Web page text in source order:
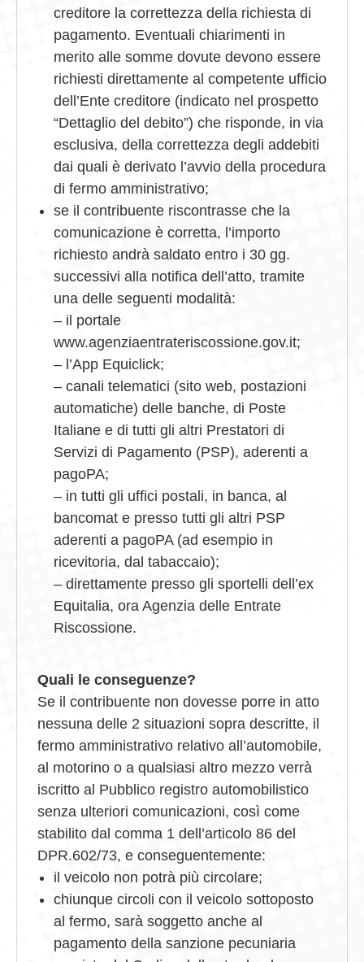
creditore la correttezza della richiesta di
pagamento. Eventuali chiarimenti in
merito alle somme dovute devono essere
richiesti direttamente al competente ufficio
dell’Ente creditore (indicato nel prospetto
“Dettaglio del debito”) che risponde, in via
esclusiva, della correttezza degli addebiti
dai quali è derivato l’avvio della procedura
di fermo amministrativo;
se il contribuente riscontrasse che la
comunicazione è corretta, l’importo
richiesto andrà saldato entro i 30 gg.
successivi alla notifica dell’atto, tramite
una delle seguenti modalità:
– il portale
www.agenziaentrateriscossione.gov.it;
– l’App Equiclick;
– canali telematici (sito web, postazioni
automatiche) delle banche, di Poste
Italiane e di tutti gli altri Prestatori di
Servizi di Pagamento (PSP), aderenti a
pagoPA;
– in tutti gli uffici postali, in banca, al
bancomat e presso tutti gli altri PSP
aderenti a pagoPA (ad esempio in
ricevitoria, dal tabaccaio);
– direttamente presso gli sportelli dell’ex
Equitalia, ora Agenzia delle Entrate
Riscossione.
Quali le conseguenze?
Se il contribuente non dovesse porre in atto
nessuna delle 2 situazioni sopra descritte, il
fermo amministrativo relativo all’automobile,
al motorino o a qualsiasi altro mezzo verrà
iscritto al Pubblico registro automobilistico
senza ulteriori comunicazioni, così come
stabilito dal comma 1 dell’articolo 86 del
DPR.602/73, e conseguentemente:
il veicolo non potrà più circolare;
chiunque circoli con il veicolo sottoposto
al fermo, sarà soggetto anche al
pagamento della sanzione pecuniaria